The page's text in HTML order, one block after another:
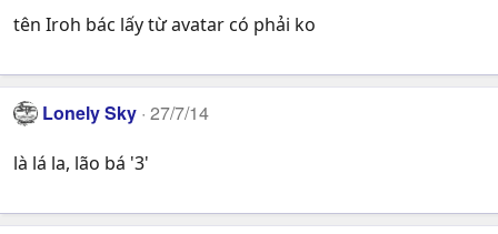
tên Iroh bác lấy từ avatar có phải ko
Lonely Sky 27/7/14
là lá la, lão bá '3'